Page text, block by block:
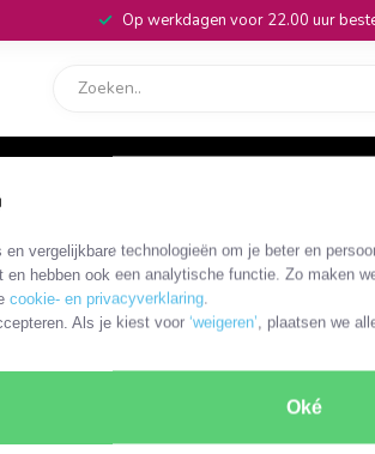
en vergelijkbare technologieën om je beter en
en hebben ook een analytische functie. Zo maken
cookie- en privacyverklaring.
Als je kiest voor ‘weigeren’, plaatsen we
Oké
Op werkdagen voor 22.00 uur